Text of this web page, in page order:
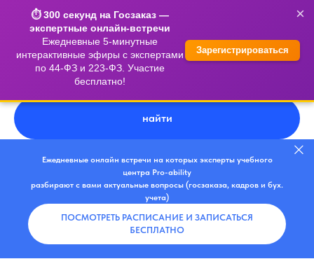
×
⏱️ 300 секунд на Госзаказ —
экспертные онлайн-встречи
Ежедневные 5-минутные
интерактивные эфиры с экспертами
по 44-ФЗ и 223-ФЗ. Участие
бесплатно!
Зарегистрироваться
найти
Ежедневные онлайн встречи на которых эксперты учебного
центра Pro-ability
разбирают с вами актуальные вопросы (госзаказа, кадров и бух.
учета)
ПОСМОТРЕТЬ РАСПИСАНИЕ И ЗАПИСАТЬСЯ
БЕСПЛАТНО